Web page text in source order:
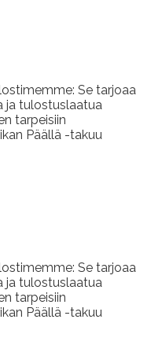
Se tarjoaa
ja tulostuslaatua
tarpeisiin
Päällä -takuu
Se tarjoaa
ja tulostuslaatua
tarpeisiin
Päällä -takuu